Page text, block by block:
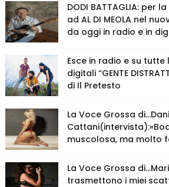
DODI BATTAGLIA: per
ad AL DI MEOLA nel
da oggi in radio e in
Esce in radio e su
digitali “GENTE
di Il Pretesto
La Voce Grossa
muscolosa, ma molto
La Voce Grossa
trasmettono i miei